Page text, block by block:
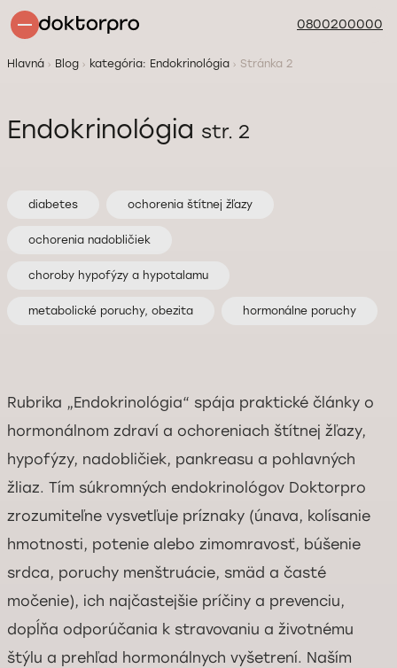
0800200000
Hlavná Blog kategória: Endokrinológia Stránka 2
Endokrinológia str. 2
diabetes ochorenia štítnej žľazy
ochorenia nadobličiek
choroby hypofýzy a hypotalamu
metabolické poruchy, obezita hormonálne poruchy
Rubrika „Endokrinológia“ spája praktické články o
hormonálnom zdraví a ochoreniach štítnej žľazy,
hypofýzy, nadobličiek, pankreasu a pohlavných
žliaz. Tím súkromných endokrinológov Doktorpro
zrozumiteľne vysvetľuje príznaky (únava, kolísanie
hmotnosti, potenie alebo zimomravosť, búšenie
srdca, poruchy menštruácie, smäd a časté
močenie), ich najčastejšie príčiny a prevenciu,
dopĺňa odporúčania k stravovaniu a životnému
štýlu a prehľad hormonálnych vyšetrení. Naším